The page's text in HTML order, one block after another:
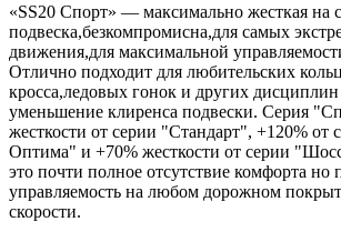
«SS20 Спорт» — максимально жесткая на
подвеска,безкомпромисна,для самых
движения,для максимальной
Отлично подходит для любительских
кросса,ледовых гонок и других дисциплин
уменьшение клиренса подвески. Серия
жесткости от серии "Стандарт", +120% от
Оптима" и +70% жесткости от серии
это почти полное отсутствие комфорта но
управляемость на любом дорожном
скорости.